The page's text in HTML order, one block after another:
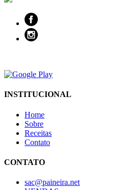
INSTITUCIONAL
Home
Sobre
Receitas
Contato
CONTATO
sac@paineira.net